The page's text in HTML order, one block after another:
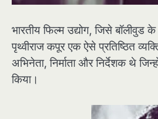
भारतीय फिल्म उद्योग, जिसे
पृथ्वीराज कपूर एक ऐसे प्रतिष्ठित
अभिनेता, निर्माता और निर्देशक थे
किया।